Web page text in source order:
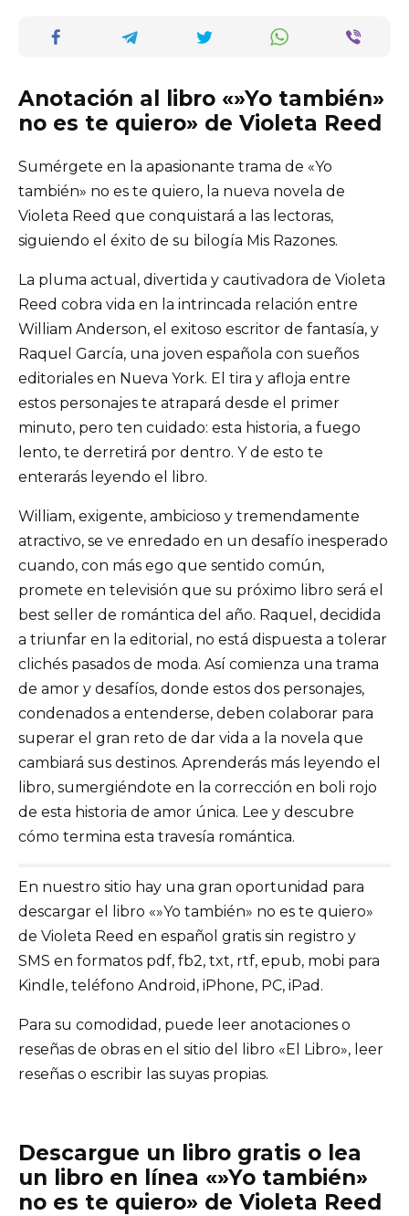
Anotación al libro «»Yo también»
no es te quiero» de Violeta Reed
Sumérgete en la apasionante trama de «Yo
también» no es te quiero, la nueva novela de
Violeta Reed que conquistará a las lectoras,
siguiendo el éxito de su bilogía Mis Razones.
La pluma actual, divertida y cautivadora de Violeta
Reed cobra vida en la intrincada relación entre
William Anderson, el exitoso escritor de fantasía, y
Raquel García, una joven española con sueños
editoriales en Nueva York. El tira y afloja entre
estos personajes te atrapará desde el primer
minuto, pero ten cuidado: esta historia, a fuego
lento, te derretirá por dentro. Y de esto te
enterarás leyendo el libro.
William, exigente, ambicioso y tremendamente
atractivo, se ve enredado en un desafío inesperado
cuando, con más ego que sentido común,
promete en televisión que su próximo libro será el
best seller de romántica del año. Raquel, decidida
a triunfar en la editorial, no está dispuesta a tolerar
clichés pasados de moda. Así comienza una trama
de amor y desafíos, donde estos dos personajes,
condenados a entenderse, deben colaborar para
superar el gran reto de dar vida a la novela que
cambiará sus destinos. Aprenderás más leyendo el
libro, sumergiéndote en la corrección en boli rojo
de esta historia de amor única. Lee y descubre
cómo termina esta travesía romántica.
En nuestro sitio hay una gran oportunidad para
descargar el libro «»Yo también» no es te quiero»
de Violeta Reed en español gratis sin registro y
SMS en formatos pdf, fb2, txt, rtf, epub, mobi para
Kindle, teléfono Android, iPhone, PC, iPad.
Para su comodidad, puede leer anotaciones o
reseñas de obras en el sitio del libro «El Libro», leer
reseñas o escribir las suyas propias.
Descargue un libro gratis o lea
un libro en línea «»Yo también»
no es te quiero» de Violeta Reed